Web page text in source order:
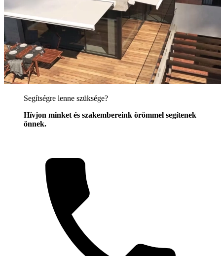
Segítségre lenne szüksége?
Hívjon minket és szakembereink örömmel segítenek
önnek.